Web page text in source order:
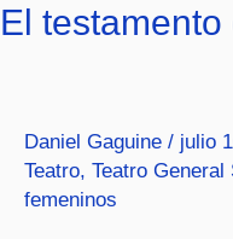
El
Daniel Gaguine / julio
Teatro, Teatro General
femeninos
El
testamento